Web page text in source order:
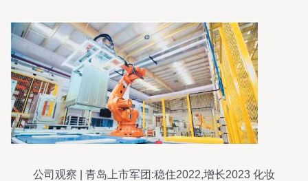
公司观察 | 青岛上市军团:稳住2022,增长2023 化妆